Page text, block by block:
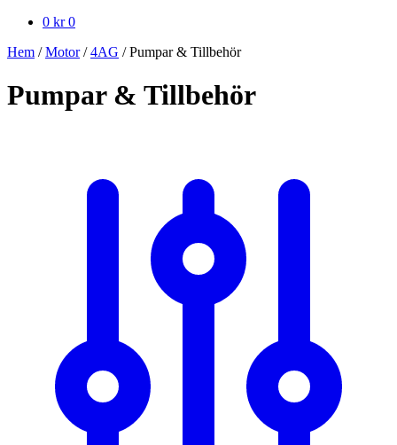
0 kr 0
Hem /Motor/4AG /Pumpar & Tillbehör
Pumpar & Tillbehör